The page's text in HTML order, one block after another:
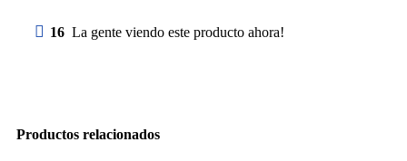
16 La gente viendo este producto ahora!
Productos relacionados